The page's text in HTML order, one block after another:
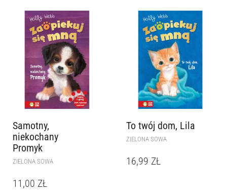
Samotny,
niekochany
Promyk
ZIELONA SOWA
11,00 ZŁ
To twój dom, Lila
ZIELONA SOWA
16,99 ZŁ